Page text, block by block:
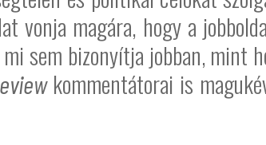
vonja magára, hogy a
sem bizonyítja jobban, mint
kommentátorai is